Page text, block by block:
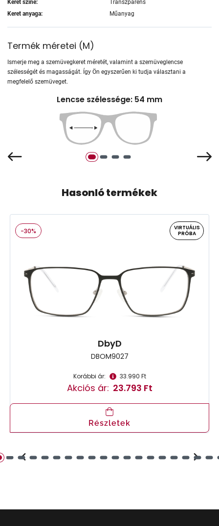
Keret színe:
Transzparens
Keret anyaga:
Műanyag
Termék méretei (M)
Ismerje meg a szemüvegkeret méretét, valamint a szemüveglencse
szélességét és magasságát. Így Ön egyszerűen ki tudja választani a
megfelelő szemüveget.
Lencse szélessége: 54 mm
Hasonló termékek
-30%
VIRTUÁLIS
PRÓBA
DbyD
DBOM9027
Korábbi ár: 33.990 Ft
Akciós ár: 23.793 Ft
Részletek